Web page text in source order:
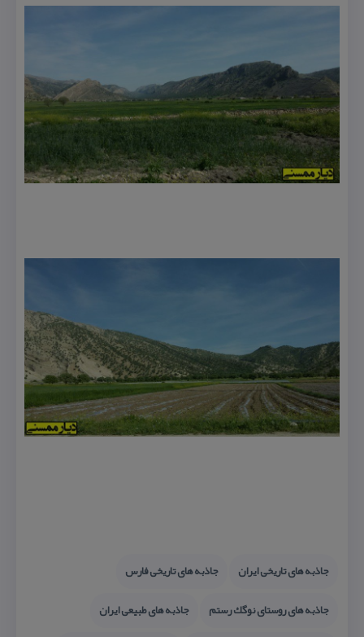
جاذبه های تاریخی ایران
جاذبه های تاریخی فارس
جاذبه های روستای نوگك رستم
جاذبه های طبیعی ایران